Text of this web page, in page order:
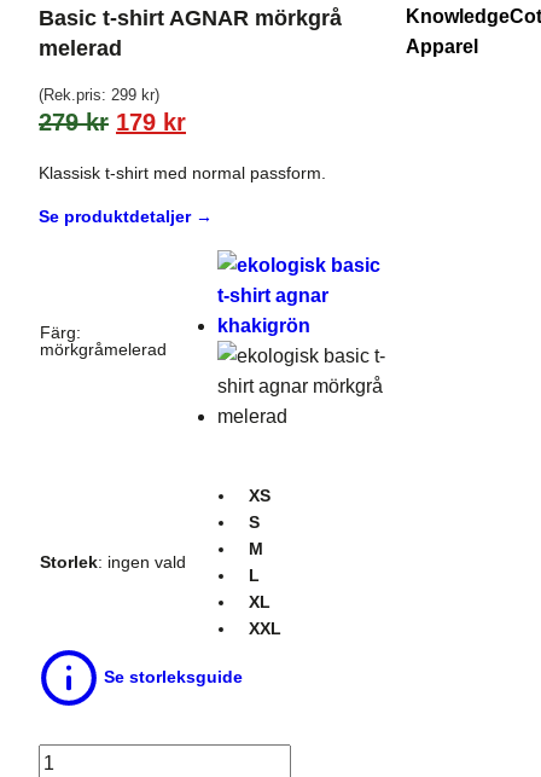
Basic t-shirt AGNAR mörkgrå
melerad
(Rek.pris: 299 kr)
279kr 179 kr
Klassisk t-shirt med normal passform.
Se produktdetaljer →
Färg:
mörkgråmelerad
Storlek: ingen vald
XS
S
M
L
XL
XXL
Se storleksguide
Basic